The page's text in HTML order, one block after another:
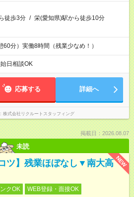
徒歩3分 / 栄(愛知県)駅から徒歩10分
分）実働8時間（残業少なめ！）
日相談OK
応募する 詳細へ
株式会社リクルートスタッフィング
掲載日：2026.08.07
未読
NEW
ツ】残業ほぼなし▼南大高
クOK WEB登録・面接OK